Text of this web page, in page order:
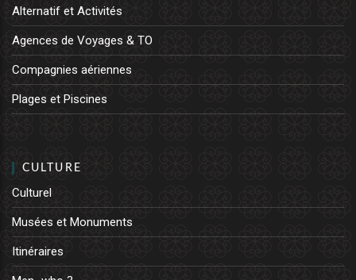
Alternatif et Activités
Agences de Voyages & TO
Compagnies aériennes
Plages et Piscines
CULTURE
Culturel
Musées et Monuments
Itinéraires